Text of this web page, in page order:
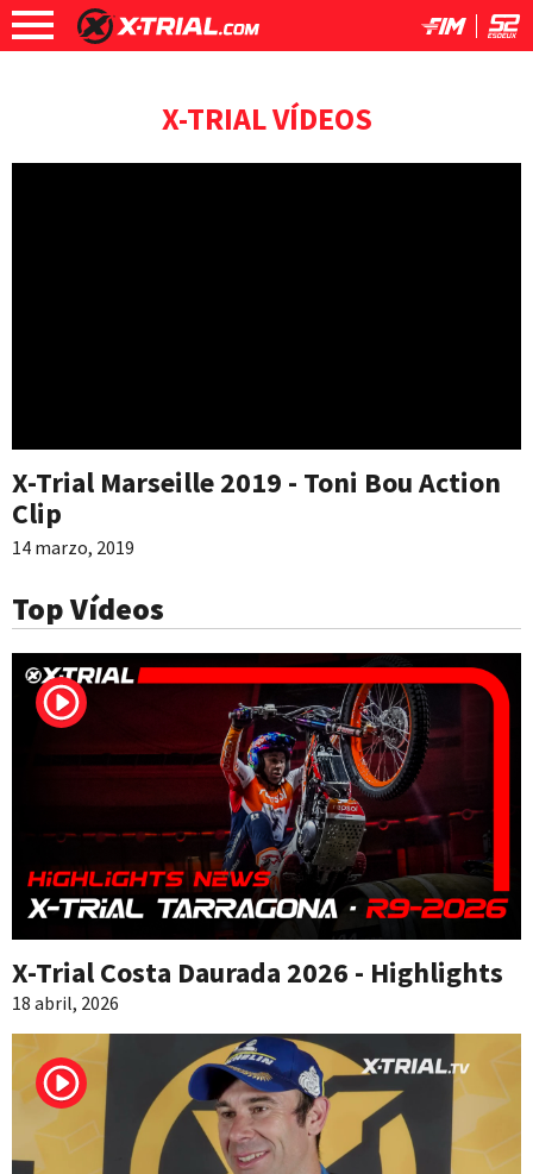
X-TRIAL VÍDEOS
X-Trial Marseille 2019 - Toni Bou Action
Clip
14 marzo, 2019
Top Vídeos
X-Trial Costa Daurada 2026 - Highlights
18 abril, 2026